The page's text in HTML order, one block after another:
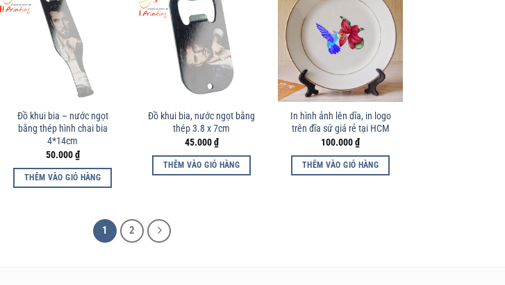
Đồ khui bia – nước ngọt
bằng thép hình chai bia
4*14cm
50.000₫
THÊM VÀO GIỎ HÀNG
Đồ khui bia, nước ngọt bằng
thép 3.8 x 7cm
45.000₫
THÊM VÀO GIỎ HÀNG
In hình ảnh lên dĩa, in logo
trên đĩa sứ giá rẻ tại HCM
100.000₫
THÊM VÀO GIỎ HÀNG
1 2